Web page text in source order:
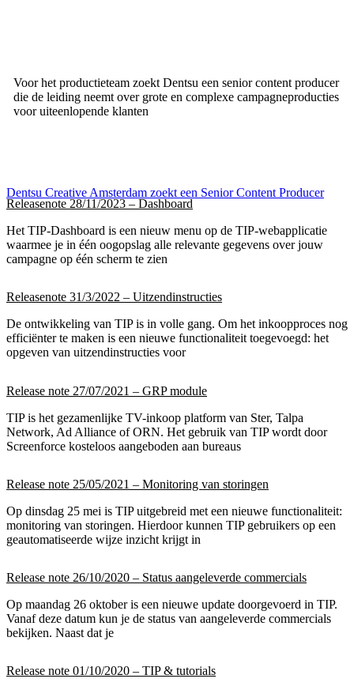
Voor het productieteam zoekt Dentsu een senior content producer
die de leiding neemt over grote en complexe campagneproducties
voor uiteenlopende klanten
Dentsu Creative Amsterdam zoekt een Senior Content Producer
Releasenote 28/11/2023 – Dashboard
Het TIP-Dashboard is een nieuw menu op de TIP-webapplicatie
waarmee je in één oogopslag alle relevante gegevens over jouw
campagne op één scherm te zien
Releasenote 31/3/2022 – Uitzendinstructies
De ontwikkeling van TIP is in volle gang. Om het inkoopproces nog
efficiënter te maken is een nieuwe functionaliteit toegevoegd: het
opgeven van uitzendinstructies voor
Release note 27/07/2021 – GRP module
TIP is het gezamenlijke TV-inkoop platform van Ster, Talpa
Network, Ad Alliance of ORN. Het gebruik van TIP wordt door
Screenforce kosteloos aangeboden aan bureaus
Release note 25/05/2021 – Monitoring van storingen
Op dinsdag 25 mei is TIP uitgebreid met een nieuwe functionaliteit:
monitoring van storingen. Hierdoor kunnen TIP gebruikers op een
geautomatiseerde wijze inzicht krijgt in
Release note 26/10/2020 – Status aangeleverde commercials
Op maandag 26 oktober is een nieuwe update doorgevoerd in TIP.
Vanaf deze datum kun je de status van aangeleverde commercials
bekijken. Naast dat je
Release note 01/10/2020 – TIP & tutorials